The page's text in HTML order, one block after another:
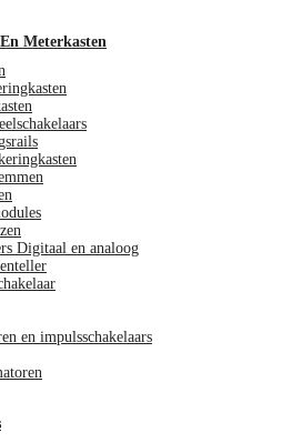
Meterkasten
Digitaal en analoog
en impulsschakelaars